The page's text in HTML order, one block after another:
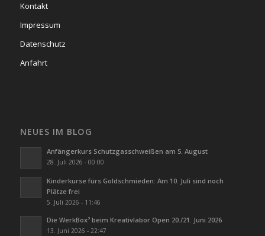
Kontakt
Impressum
Datenschutz
Anfahrt
NEUES IM BLOG
Anfängerkurs Schutzgasschweißen am 5. August
28. Juli 2026 - 00:00
Kinderkurse fürs Goldschmieden: Am 10. Juli sind noch
Plätze frei
5. Juli 2026 - 11:46
Die WerkBox³ beim Kreativlabor Open 20./21. Juni 2026
13. Juni 2026 - 22:47